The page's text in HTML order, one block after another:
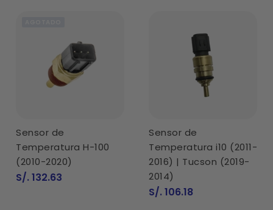
Sensor de
Temperatura H-100
(2010-2020)
Precio
de
S/. 132.63
Sensor de
Temperatura i10 (2011-
2016) | Tucson (2019-
2014)
Precio
de
S/. 106.18